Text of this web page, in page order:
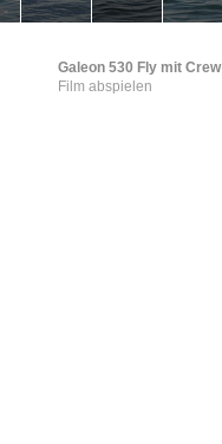
Galeon 530 Fly mit Crew
Film abspielen